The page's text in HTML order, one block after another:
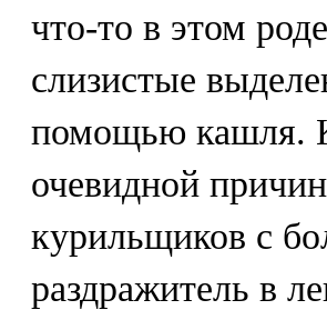
что-то в этом
слизистые
помощью кашля.
очевидной
курильщиков с
раздражитель в